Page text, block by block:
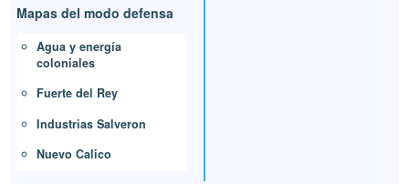
Mapas del modo defensa
Agua y energía
coloniales
Fuerte del Rey
Industrias Salveron
Nuevo Calico